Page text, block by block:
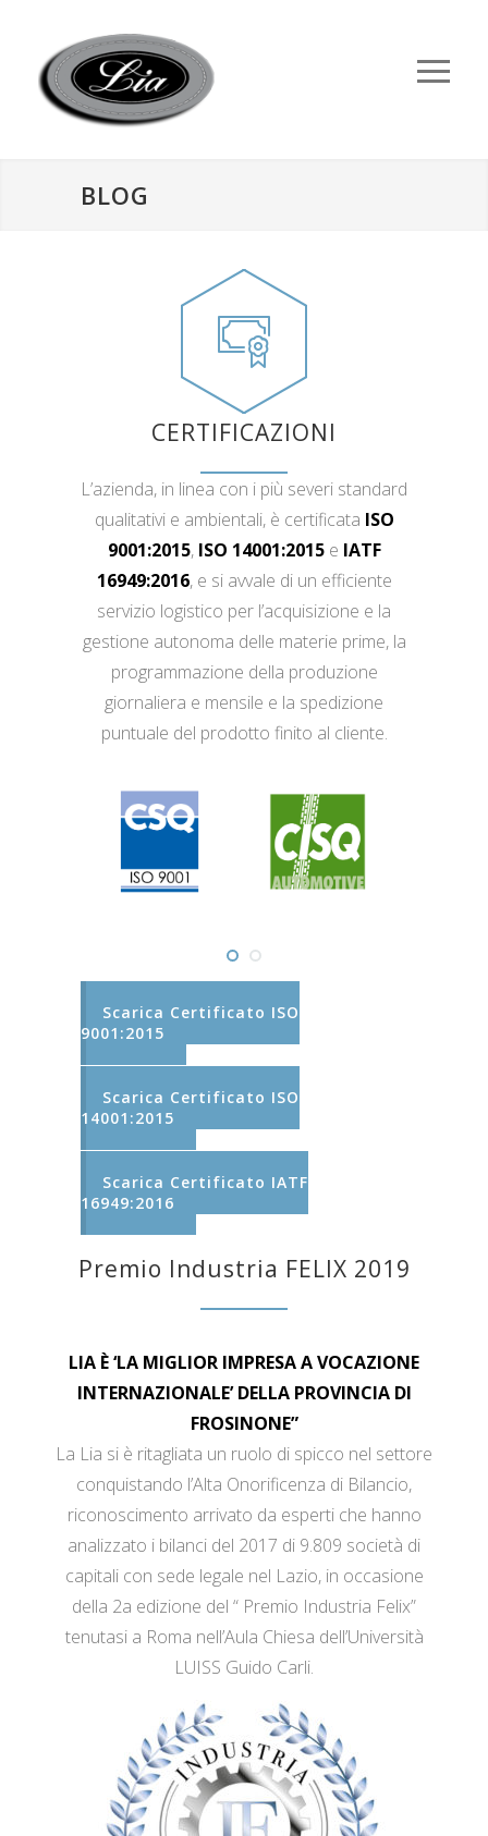
BLOG
CERTIFICAZIONI
L’azienda, in linea con i più severi standard
qualitativi e ambientali, è certificata ISO
9001:2015, ISO 14001:2015e IATF
16949:2016, e si avvale di un efficiente
servizio logistico per l’acquisizione e la
gestione autonoma delle materie prime, la
programmazione della produzione
giornaliera e mensile e la spedizione
puntuale del prodotto finito al cliente.
Scarica Certificato ISO
9001:2015
Scarica Certificato ISO
14001:2015
Scarica Certificato IATF
16949:2016
Premio Industria FELIX 2019
LIA È ‘LA MIGLIOR IMPRESA A VOCAZIONE
INTERNAZIONALE’ DELLA PROVINCIA DI
FROSINONE”
La Lia si è ritagliata un ruolo di spicco nel settore
conquistando l’Alta Onorificenza di Bilancio,
riconoscimento arrivato da esperti che hanno
analizzato i bilanci del 2017 di 9.809 società di
capitali con sede legale nel Lazio, in occasione
della 2a edizione del “ Premio Industria Felix”
tenutasi a Roma nell’Aula Chiesa dell’Università
LUISS Guido Carli.